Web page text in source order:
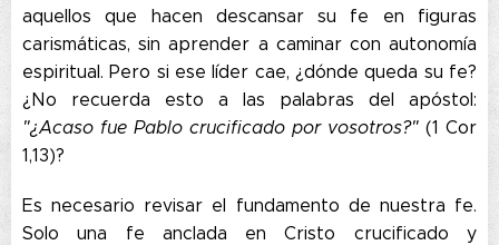
aquellos que hacen descansar su fe en figuras
carismáticas, sin aprender a caminar con autonomía
espiritual. Pero si ese líder cae, ¿dónde queda su fe?
¿No recuerda esto a las palabras del apóstol:
"¿Acaso fue Pablo crucificado por vosotros?" (1 Cor
1,13)?
Es necesario revisar el fundamento de nuestra fe.
Solo una fe anclada en Cristo crucificado y